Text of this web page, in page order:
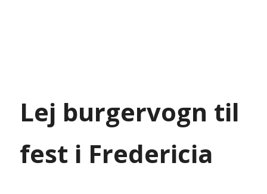
Lej burgervogn til
fest i Fredericia